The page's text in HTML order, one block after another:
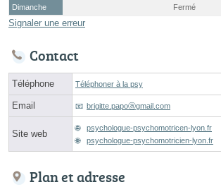
Dimanche
Fermé
Signaler une erreur
Contact
Téléphone Téléphoner à la psy
Email brigitte.papoⓐgmail.com
Site web
psychologue-psychomotricen-lyon.fr
psychologue-psychomotricien-lyon.fr
Plan et adresse